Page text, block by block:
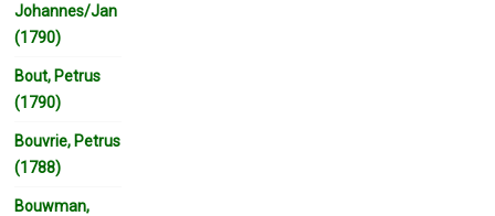
Johannes/Jan
(1790)
Bout, Petrus
(1790)
Bouvrie, Petrus
(1788)
Bouwman,